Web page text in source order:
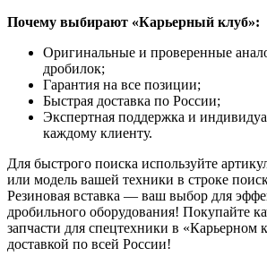
Почему выбирают «Карьерный клуб»:
Оригинальные и проверенные
дробилок;
Гарантия на все позиции;
Быстрая доставка по России;
Экспертная поддержка и
каждому клиенту.
Для быстрого поиска используйте
или модель вашей техники в строке
Резиновая вставка — ваш выбор для
дробильного оборудования! Покупайте
запчасти для спецтехники в «Карьерном
доставкой по всей России!